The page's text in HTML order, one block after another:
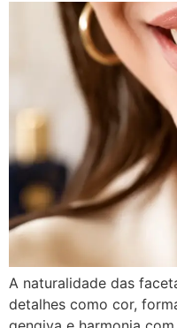
A naturalidade das
detalhes como cor,